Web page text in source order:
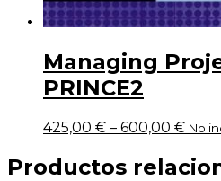
Managing
PRINCE2
425,00 € – 600,00 € No
Productos